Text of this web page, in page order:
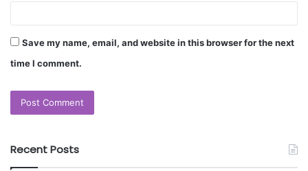
Save my name, email, and website in this browser for the next
time I comment.
Recent Posts